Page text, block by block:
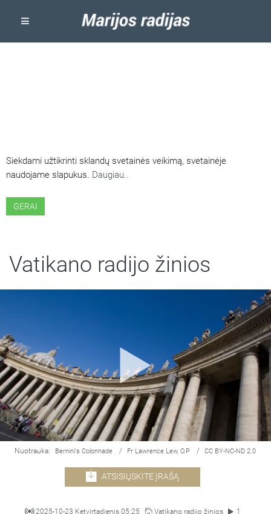
Siekdami užtikrinti sklandų svetainės veikimą, svetainėje
naudojame slapukus. Daugiau..
GERAI
Vatikano radijo žinios
Nuotrauka: Bernini's Colonnade / Fr Lawrence Lew, O.P / CC BY-NC-ND 2.0
ATSISIŲSKITE ĮRAŠĄ
2025-10-23 Ketvirtadienis 05:25 Vatikano radijo žinios 1